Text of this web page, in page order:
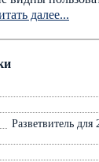
далее...
Разветвитель